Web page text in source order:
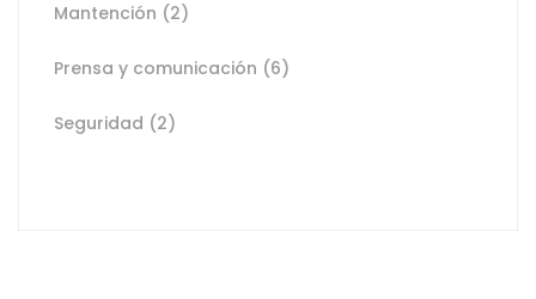
Mantención (2)
Prensa y comunicación (6)
Seguridad (2)